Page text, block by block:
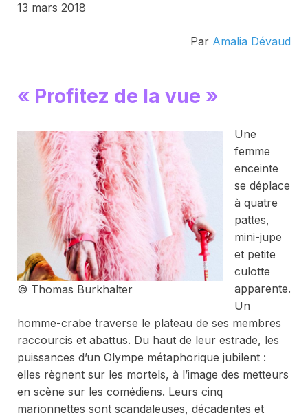
13 mars 2018
Par Amalia Dévaud
« Profitez de la vue »
© Thomas Burkhalter
Une
femme
enceinte
se déplace
à quatre
pattes,
mini-jupe
et petite
culotte
apparente.
Un
homme-crabe traverse le plateau de ses membres
raccourcis et abattus. Du haut de leur estrade, les
puissances d’un Olympe métaphorique jubilent :
elles règnent sur les mortels, à l’image des metteurs
en scène sur les comédiens. Leurs cinq
marionnettes sont scandaleuses, décadentes et